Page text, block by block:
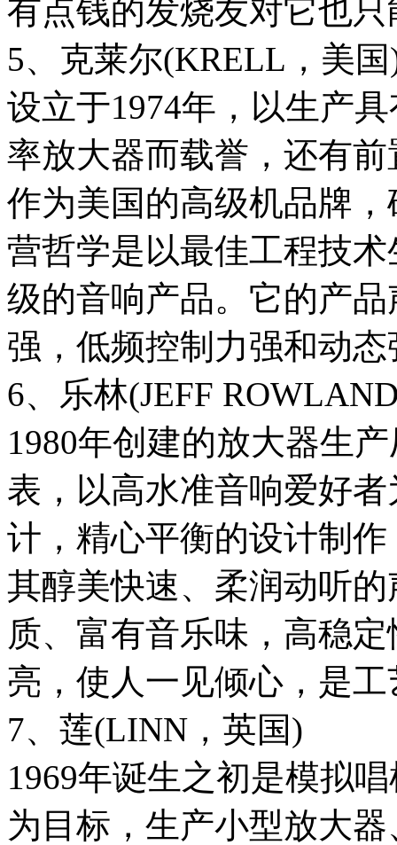
有点钱的发烧友对它也
5、克莱尔(KRELL，美国
设立于1974年，以生产
率放大器而载誉，还有
作为美国的高级机品牌
营哲学是以最佳工程技
级的音响产品。它的产
强，低频控制力强和动
6、乐林(JEFF
1980年创建的放大器生
表，以高水准音响爱好
计，精心平衡的设计制
其醇美快速、柔润动听
质、富有音乐味，高稳
亮，使人一见倾心，是
7、莲(LINN，英国)
1969年诞生之初是模拟
为目标，生产小型放大